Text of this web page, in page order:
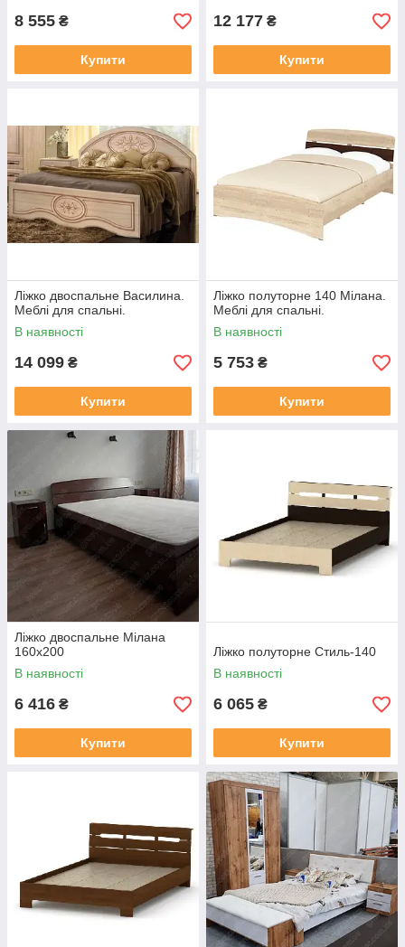
8 555 ₴
Купити
12 177 ₴
Купити
Ліжко двоспальне Василина.
Меблі для спальні.
В наявності
14 099 ₴
Купити
Ліжко полуторне 140 Мілана.
Меблі для спальні.
В наявності
5 753 ₴
Купити
Ліжко двоспальне Мілана
160х200
В наявності
6 416 ₴
Купити
Ліжко полуторне Стиль-140
В наявності
6 065 ₴
Купити